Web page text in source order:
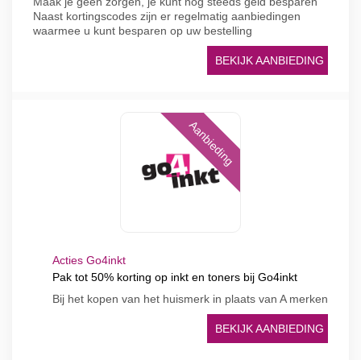
Naast kortingscodes zijn er regelmatig aanbiedingen
waarmee u kunt besparen op uw bestelling
BEKIJK AANBIEDING
Aanbieding
Acties Go4inkt
Pak tot 50% korting op inkt en toners bij Go4inkt
Bij het kopen van het huismerk in plaats van A merken
BEKIJK AANBIEDING